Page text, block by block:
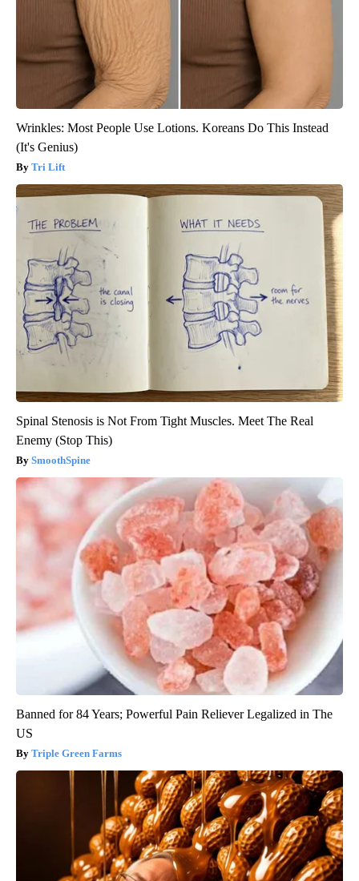
Wrinkles: Most People Use Lotions. Koreans Do This Instead
(It's Genius)
Tri Lift
Spinal Stenosis is Not From Tight Muscles. Meet The Real
Enemy (Stop This)
SmoothSpine
Banned for 84 Years; Powerful Pain Reliever Legalized in The
US
Triple Green Farms